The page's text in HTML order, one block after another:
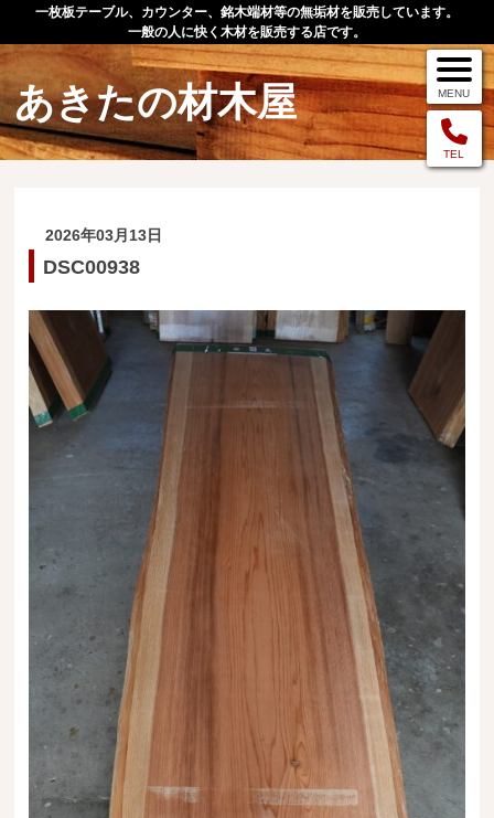
一枚板テーブル、カウンター、銘木端材等の無垢材を販売しています。
一般の人に快く木材を販売する店です。
あきたの材木屋
TEL
MENU
メニュー
作品例
店舗案内
お問い合わせ
お客様の声
お買い物の流れ
送料・お支払い方法について
ご注文前の注意点
Attention
before ordering
一枚板を直販できる店
オイル塗装の
メンテナンスについて
オーダー加工について
2026年03月13日
DSC00938